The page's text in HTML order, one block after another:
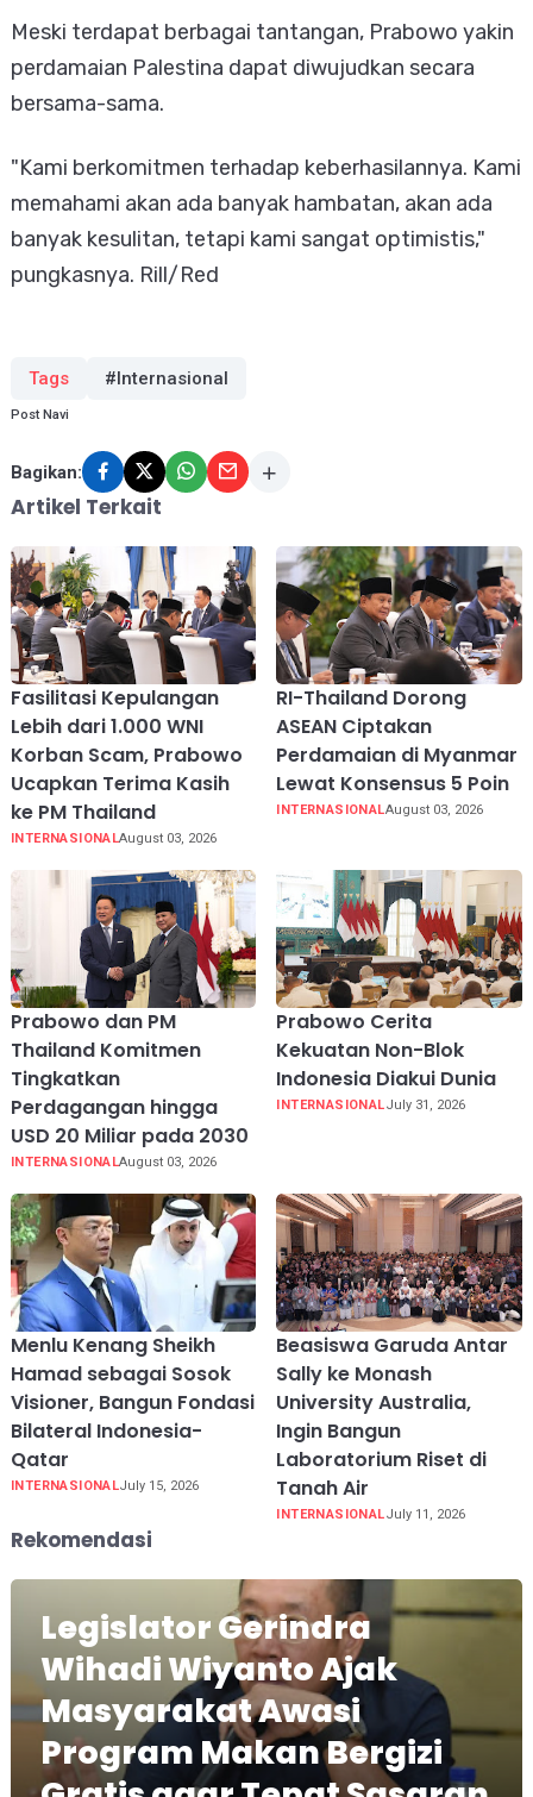
Meski terdapat berbagai tantangan, Prabowo yakin
perdamaian Palestina dapat diwujudkan secara
bersama-sama.
"Kami berkomitmen terhadap keberhasilannya. Kami
memahami akan ada banyak hambatan, akan ada
banyak kesulitan, tetapi kami sangat optimistis,"
pungkasnya. Rill/Red
Tags #Internasional
Post Navi
Bagikan:
Artikel Terkait
Fasilitasi Kepulangan
Lebih dari 1.000 WNI
Korban Scam, Prabowo
Ucapkan Terima Kasih
ke PM Thailand
INTERNASIONALAugust 03, 2026
RI-Thailand Dorong
ASEAN Ciptakan
Perdamaian di Myanmar
Lewat Konsensus 5 Poin
INTERNASIONALAugust 03, 2026
Prabowo dan PM
Thailand Komitmen
Tingkatkan
Perdagangan hingga
USD 20 Miliar pada 2030
INTERNASIONALAugust 03, 2026
Prabowo Cerita
Kekuatan Non-Blok
Indonesia Diakui Dunia
INTERNASIONALJuly 31, 2026
Menlu Kenang Sheikh
Hamad sebagai Sosok
Visioner, Bangun Fondasi
Bilateral Indonesia-
Qatar
INTERNASIONALJuly 15, 2026
Beasiswa Garuda Antar
Sally ke Monash
University Australia,
Ingin Bangun
Laboratorium Riset di
Tanah Air
INTERNASIONALJuly 11, 2026
Rekomendasi
Legislator Gerindra
Wihadi Wiyanto Ajak
Masyarakat Awasi
Program Makan Bergizi